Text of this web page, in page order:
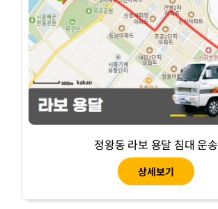
정왕동 라보 용달 침대 운송
상세보기